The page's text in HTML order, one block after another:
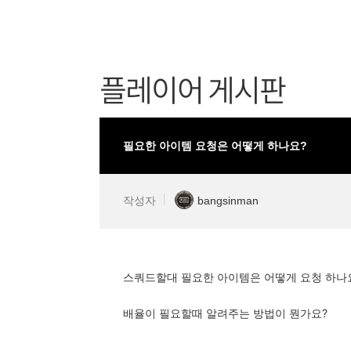
플레이어 게시판
필요한 아이템 요청은 어떻게 하나요?
작성자 bangsinman
스쿼드할대 필요한 아이템은 어떻게 요청 하나
배율이 필요할때 알려주는 방법이 뭔가요?